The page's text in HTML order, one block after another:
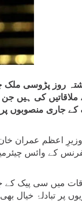
روز پڑوسی ملک
کی ہیں جن
کے جاری منصوبوں پر
وزیرِ اعظم عمران
کے وائس
میں سی پیک کے
پر تبادلۂ خیال بھی